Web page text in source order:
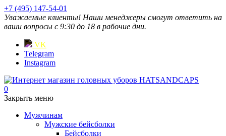
+7 (495) 147-54-01
Уважаемые клиенты! Наши менеджеры смогут ответить на
ваши вопросы с 9:30 до 18 в рабочие дни.
VK
Telegram
Instagram
0
Закрыть меню
Мужчинам
Мужские бейсболки
Бейсболки